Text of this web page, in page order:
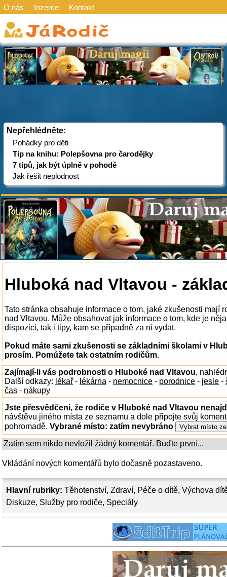
O nás Inzerce Kontakt
Nepřehlédněte:
Pohádky pro děti
Tip na knihu: Polepšovna pro čarodějky
7 tipů, jak být úplně v pohodě
Jak řešit neplodnost
Hlavní rubriky: Těhotenství, Zdraví, Péče o dítě, Výchova
Diskuze, Služby pro rodiče, Speciály
Hluboká nad Vltavou -
Tato stránka obsahuje informace o tom, jaké zkušenosti mají
nad Vltavou. Může obsahovat jak informace o tom, kde je
dispozici, tak i tipy, kam se případně za ní vydat.
Pokud máte sami zkušenosti se základními školami v
prosím. Pomůžete tak ostatním rodičům.
Zajímají-li vás podrobnosti o Hluboké nad Vltavou,
Další odkazy: lékař - lékárna - nemocnice - porodnice - jesle -
čas - nákupy
Jste přesvědčeni, že rodiče v Hluboké nad Vltavou
návštěvu jiného místa ze seznamu a dole připojte svůj
pohromadě. Vybrané místo: zatím nevybráno
Zatím sem nikdo nevložil žádný komentář. Buďte první...
Vkládání nových komentářů bylo dočasně pozastaveno.